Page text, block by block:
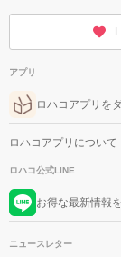
アプリ
ロハコアプリを
ロハコアプリについて
ロハコ公式LINE
お得な最新情報
ニュースレター